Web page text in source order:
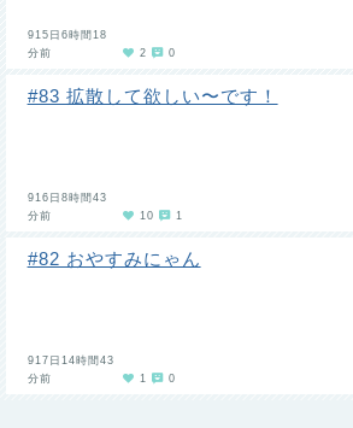
915日6時間18
分前
2 0
#83 拡散して欲しい〜です！
916日8時間43
分前
10 1
#82 おやすみにゃん
917日14時間43
分前
1 0